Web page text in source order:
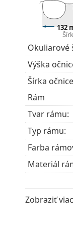
modely
Ide o
132
Výška
Šírka
Rám
Tvar rámu:
Typ rámu:
Farba
Materiál
Šírka:
Zobraziť viac